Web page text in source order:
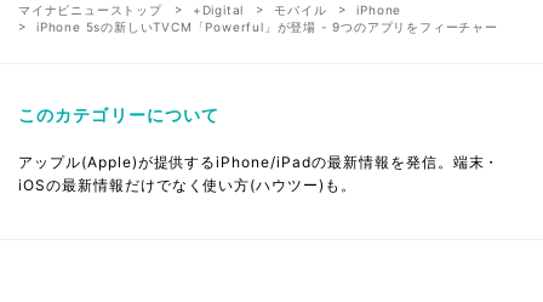
マイナビニューストップ +Digital モバイル
iPhone
iPhone 5sの新しいTVCM「Powerful」が登場 - 9つのアプリをフィーチャー
このカテゴリーについて
アップル(Apple)が提供するiPhone/iPadの最新情報を発信。端末・
iOSの最新情報だけでなく使い方(ハウツー)も。